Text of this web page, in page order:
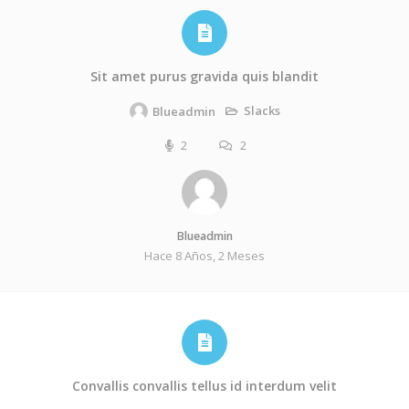
Sit amet purus gravida quis blandit
Blueadmin Slacks
2 2
Blueadmin
Hace 8 Años, 2 Meses
Convallis convallis tellus id interdum velit